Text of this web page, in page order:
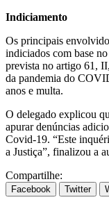
Indiciamento
Os principais
indiciados com base
prevista no artigo 61,
da pandemia do
anos e multa.
O delegado explicou
apurar denúncias
Covid-19. “Este
a Justiça”, finalizou a
Compartilhe:
Facebook Twitter